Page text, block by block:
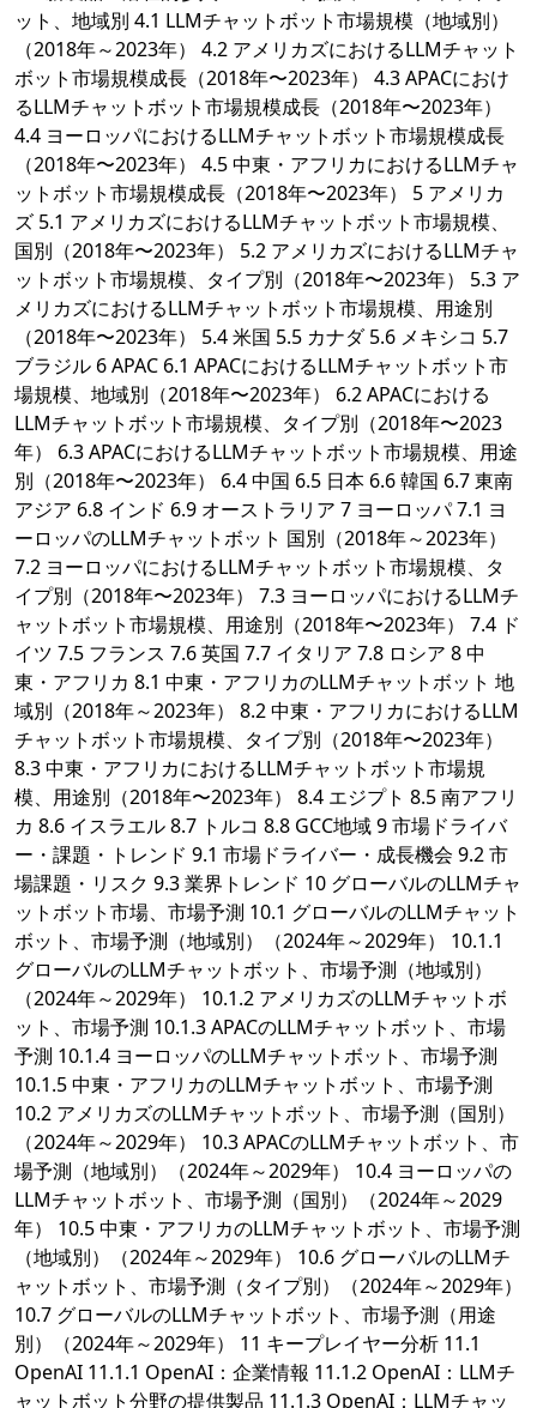
ット、地域別 4.1 LLMチャットボット市場規模（地域別）
（2018年～2023年） 4.2 アメリカズにおけるLLMチャット
ボット市場規模成長（2018年〜2023年） 4.3 APACにおけ
るLLMチャットボット市場規模成長（2018年〜2023年）
4.4 ヨーロッパにおけるLLMチャットボット市場規模成長
（2018年〜2023年） 4.5 中東・アフリカにおけるLLMチャ
ットボット市場規模成長（2018年〜2023年） 5 アメリカ
ズ 5.1 アメリカズにおけるLLMチャットボット市場規模、
国別（2018年〜2023年） 5.2 アメリカズにおけるLLMチャ
ットボット市場規模、タイプ別（2018年〜2023年） 5.3 ア
メリカズにおけるLLMチャットボット市場規模、用途別
（2018年〜2023年） 5.4 米国 5.5 カナダ 5.6 メキシコ 5.7
ブラジル 6 APAC 6.1 APACにおけるLLMチャットボット市
場規模、地域別（2018年〜2023年） 6.2 APACにおける
LLMチャットボット市場規模、タイプ別（2018年〜2023
年） 6.3 APACにおけるLLMチャットボット市場規模、用途
別（2018年〜2023年） 6.4 中国 6.5 日本 6.6 韓国 6.7 東南
アジア 6.8 インド 6.9 オーストラリア 7 ヨーロッパ 7.1 ヨ
ーロッパのLLMチャットボット 国別（2018年～2023年）
7.2 ヨーロッパにおけるLLMチャットボット市場規模、タ
イプ別（2018年〜2023年） 7.3 ヨーロッパにおけるLLMチ
ャットボット市場規模、用途別（2018年〜2023年） 7.4 ド
イツ 7.5 フランス 7.6 英国 7.7 イタリア 7.8 ロシア 8 中
東・アフリカ 8.1 中東・アフリカのLLMチャットボット 地
域別（2018年～2023年） 8.2 中東・アフリカにおけるLLM
チャットボット市場規模、タイプ別（2018年〜2023年）
8.3 中東・アフリカにおけるLLMチャットボット市場規
模、用途別（2018年〜2023年） 8.4 エジプト 8.5 南アフリ
カ 8.6 イスラエル 8.7 トルコ 8.8 GCC地域 9 市場ドライバ
ー・課題・トレンド 9.1 市場ドライバー・成長機会 9.2 市
場課題・リスク 9.3 業界トレンド 10 グローバルのLLMチャ
ットボット市場、市場予測 10.1 グローバルのLLMチャット
ボット、市場予測（地域別）（2024年～2029年） 10.1.1
グローバルのLLMチャットボット、市場予測（地域別）
（2024年～2029年） 10.1.2 アメリカズのLLMチャットボ
ット、市場予測 10.1.3 APACのLLMチャットボット、市場
予測 10.1.4 ヨーロッパのLLMチャットボット、市場予測
10.1.5 中東・アフリカのLLMチャットボット、市場予測
10.2 アメリカズのLLMチャットボット、市場予測（国別）
（2024年～2029年） 10.3 APACのLLMチャットボット、市
場予測（地域別）（2024年～2029年） 10.4 ヨーロッパの
LLMチャットボット、市場予測（国別）（2024年～2029
年） 10.5 中東・アフリカのLLMチャットボット、市場予測
（地域別）（2024年～2029年） 10.6 グローバルのLLMチ
ャットボット、市場予測（タイプ別）（2024年～2029年）
10.7 グローバルのLLMチャットボット、市場予測（用途
別）（2024年～2029年） 11 キープレイヤー分析 11.1
OpenAI 11.1.1 OpenAI：企業情報 11.1.2 OpenAI：LLMチ
ャットボット分野の提供製品 11.1.3 OpenAI：LLMチャッ